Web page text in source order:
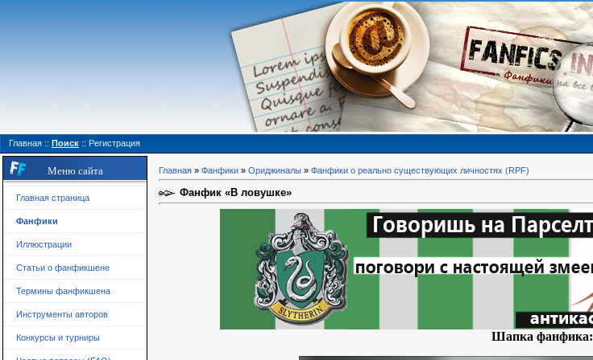
Главная :: Поиск :: Регистрация
Меню сайта
Главная страница
Фанфики
Иллюстрации
Статьи о фанфикшене
Термины фанфикшена
Инструменты авторов
Конкурсы и турниры
Главная » Фанфики » Ориджиналы » Фанфики о реально существующих личностях (RPF)
Фанфик «В ловушке»
Шапка фанфика: